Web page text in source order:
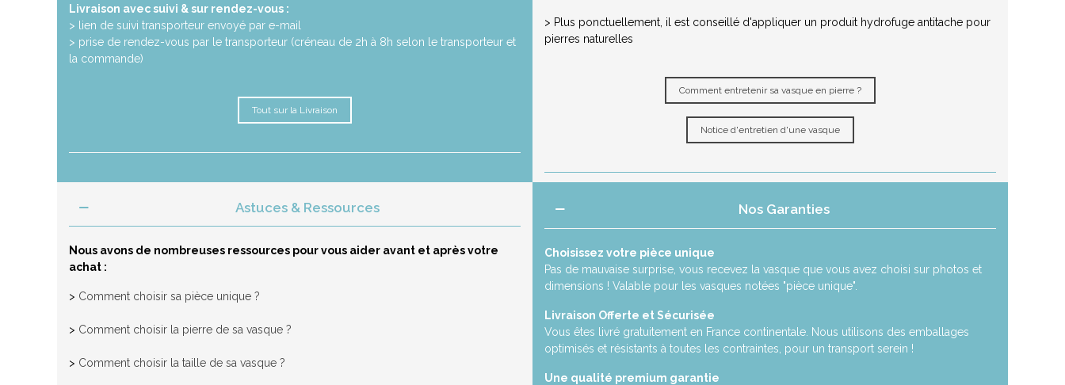
Livraison avec suivi & sur rendez-vous :
> lien de suivi transporteur envoyé par e-mail
> prise de rendez-vous par le transporteur (créneau de 2h à 8h selon le transporteur et
la commande)
Tout sur la Livraison
> Plus ponctuellement, il est conseillé d'appliquer un produit hydrofuge antitache pour
pierres naturelles
Comment entretenir sa vasque en pierre ?
Notice d'entretien d'une vasque
Astuces & Ressources
Nous avons de nombreuses ressources pour vous aider avant et après votre
achat :
> Comment choisir sa pièce unique ?
> Comment choisir la pierre de sa vasque ?
> Comment choisir la taille de sa vasque ?
Nos Garanties
Choisissez votre pièce unique
Pas de mauvaise surprise, vous recevez la vasque que vous avez choisi sur photos et
dimensions ! Valable pour les vasques notées "pièce unique".
Livraison Offerte et Sécurisée
Vous êtes livré gratuitement en France continentale. Nous utilisons des emballages
optimisés et résistants à toutes les contraintes, pour un transport serein !
Une qualité premium garantie